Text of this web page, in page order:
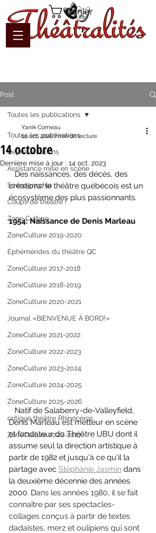
Panier
Post
Toutes les publications
Représentations
Assistance mise en scène
Scénographie
Coups de théâtre !
Zone Culture
ZoneCulture 2019-2020
Éphémérides du théâtre QC
ZoneCulture 2017-2018
ZoneCulture 2018-2019
ZoneCulture 2020-2021
Journal «BIENVENUE À BORD!»
ZoneCulture 2021-2022
ZoneCulture 2022-2023
ZoneCulture 2023-2024
ZoneCulture 2024-2025
ZoneCulture 2025-2026
critique théâtre Rhinocéros
ZoneCulture 2026-2027
Toutes les publications
14 octobre
Yanik Comeau
14 oct. 20207 min de lecture
Dernière mise à jour : 14 oct. 2023
   Des naissances, des décès, des
créations: le théâtre québécois est un
écosystème des plus passionnants.
1954: Naissance de Denis Marleau
Denis Marleau est metteur en scène
et fondateur du Théâtre UBU dont il
assume seul la direction artistique à
partir de 1982 et jusqu'à ce qu'il la
partage avec Stéphanie Jasmin dans
la deuxième décennie des années
2000. Dans les années 1980, il se fait
connaître par ses spectacles-
collages conçus à partir de textes
dadaïstes, merz et oulipiens qui sont